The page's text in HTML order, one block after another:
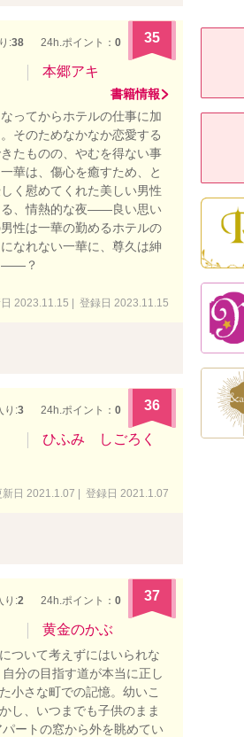
:38 24h.ポイント： 0 35
本郷アキ
書籍情報
ってからホテルの仕事に加
そのためなかなか恋愛する
たものの、やむを得ない事
華は、傷心を癒すため、と
く慰めてくれた美しい男性
る、情熱的な夜――良い思い
性は一華の勤めるホテルの
なれない一華に、尊久は紳
――？
2023.11.15 | 登録日 2023.11.15
り:3 24h.ポイント： 0 36
ひふみ しごろく
日 2021.1.07 | 登録日 2021.1.07
り:2 24h.ポイント： 0 37
黄金のかぶ
ついて考えずにはいられな
分の目指す道が本当に正し
小さな町での記憶。幼いこ
し、いつまでも子供のまま
ートの窓から外を眺めてい